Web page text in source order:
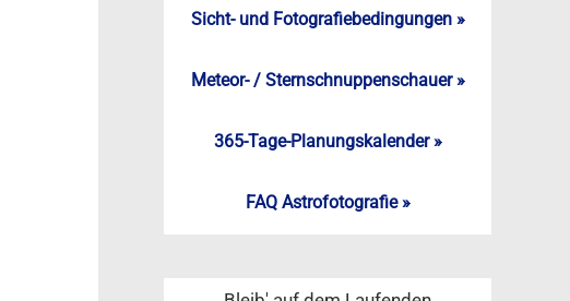
Sicht- und Fotografiebedingungen »
Meteor- / Sternschnuppenschauer »
365-Tage-Planungskalender »
FAQ Astrofotografie »